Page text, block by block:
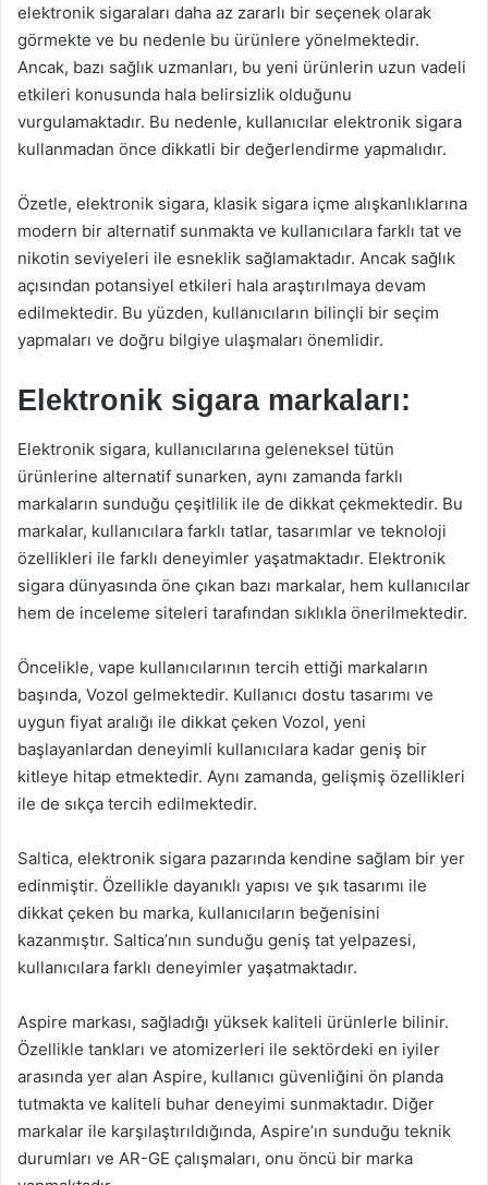
elektronik sigaraları daha az zararlı bir seçenek olarak
görmekte ve bu nedenle bu ürünlere yönelmektedir.
Ancak, bazı sağlık uzmanları, bu yeni ürünlerin uzun vadeli
etkileri konusunda hala belirsizlik olduğunu
vurgulamaktadır. Bu nedenle, kullanıcılar elektronik sigara
kullanmadan önce dikkatli bir değerlendirme yapmalıdır.
Özetle, elektronik sigara, klasik sigara içme alışkanlıklarına
modern bir alternatif sunmakta ve kullanıcılara farklı tat ve
nikotin seviyeleri ile esneklik sağlamaktadır. Ancak sağlık
açısından potansiyel etkileri hala araştırılmaya devam
edilmektedir. Bu yüzden, kullanıcıların bilinçli bir seçim
yapmaları ve doğru bilgiye ulaşmaları önemlidir.
Elektronik sigara markaları:
Elektronik sigara, kullanıcılarına geleneksel tütün
ürünlerine alternatif sunarken, aynı zamanda farklı
markaların sunduğu çeşitlilik ile de dikkat çekmektedir. Bu
markalar, kullanıcılara farklı tatlar, tasarımlar ve teknoloji
özellikleri ile farklı deneyimler yaşatmaktadır. Elektronik
sigara dünyasında öne çıkan bazı markalar, hem kullanıcılar
hem de inceleme siteleri tarafından sıklıkla önerilmektedir.
Öncelikle, vape kullanıcılarının tercih ettiği markaların
başında, Vozol gelmektedir. Kullanıcı dostu tasarımı ve
uygun fiyat aralığı ile dikkat çeken Vozol, yeni
başlayanlardan deneyimli kullanıcılara kadar geniş bir
kitleye hitap etmektedir. Aynı zamanda, gelişmiş özellikleri
ile de sıkça tercih edilmektedir.
Saltica, elektronik sigara pazarında kendine sağlam bir yer
edinmiştir. Özellikle dayanıklı yapısı ve şık tasarımı ile
dikkat çeken bu marka, kullanıcıların beğenisini
kazanmıştır. Saltica’nın sunduğu geniş tat yelpazesi,
kullanıcılara farklı deneyimler yaşatmaktadır.
Aspire markası, sağladığı yüksek kaliteli ürünlerle bilinir.
Özellikle tankları ve atomizerleri ile sektördeki en iyiler
arasında yer alan Aspire, kullanıcı güvenliğini ön planda
tutmakta ve kaliteli buhar deneyimi sunmaktadır. Diğer
markalar ile karşılaştırıldığında, Aspire’ın sunduğu teknik
durumları ve AR-GE çalışmaları, onu öncü bir marka